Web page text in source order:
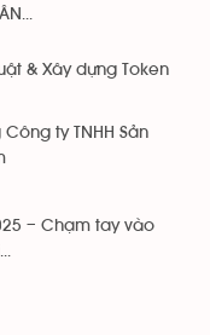
& Xây dựng Token
ty TNHH Sản
– Chạm tay vào